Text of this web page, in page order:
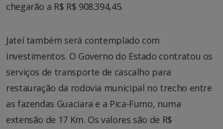
chegarão a R$ R$ 908.394,45.
Jateí também será contemplado com
investimentos. O Governo do Estado contratou os
serviços de transporte de cascalho para
restauração da rodovia municipal no trecho entre
as fazendas Guaciara e a Pica-Fumo, numa
extensão de 17 Km. Os valores são de R$